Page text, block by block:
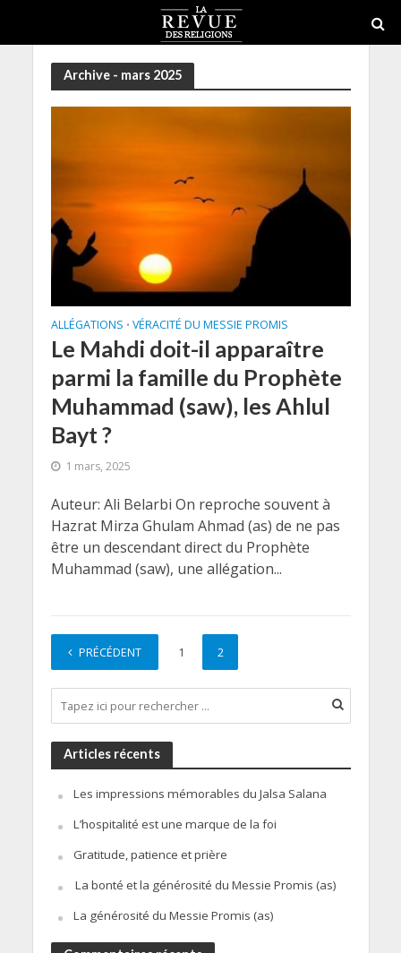
Archive - mars 2025
ALLÉGATIONS • VÉRACITÉ DU MESSIE PROMIS
Le Mahdi doit-il apparaître
parmi la famille du Prophète
Muhammad (saw), les Ahlul
Bayt ?
1 mars, 2025
Auteur: Ali Belarbi On reproche souvent à
Hazrat Mirza Ghulam Ahmad (as) de ne pas
être un descendant direct du Prophète
Muhammad (saw), une allégation...
PRÉCÉDENT 1 2
Articles récents
Les impressions mémorables du Jalsa Salana
L’hospitalité est une marque de la foi
Gratitude, patience et prière
La bonté et la générosité du Messie Promis (as)
La générosité du Messie Promis (as)